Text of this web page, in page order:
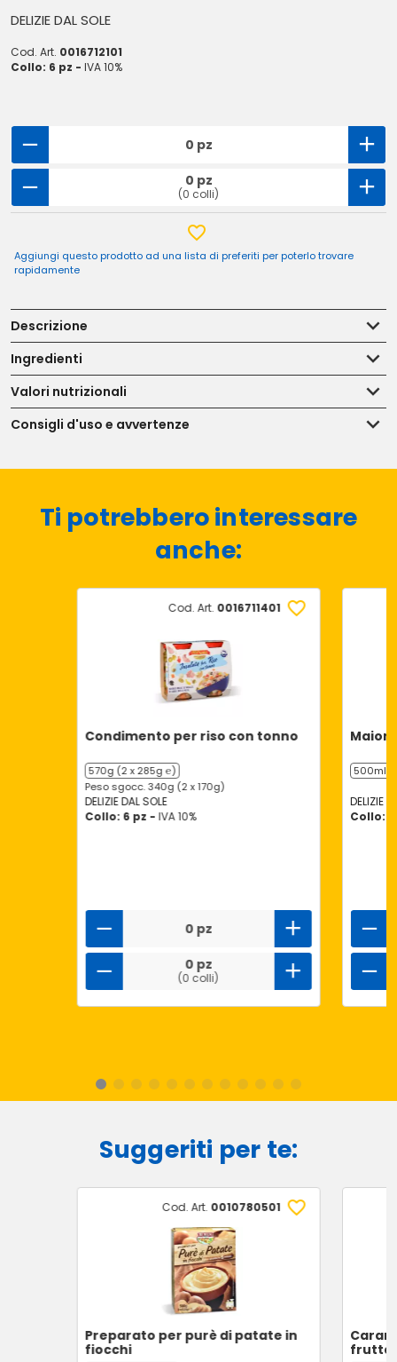
DELIZIE DAL SOLE
Cod. Art. 0016712101
Collo: 6 pz - IVA 10%
0 pz
0 pz
(0 colli)
Aggiungi questo prodotto ad una lista di preferiti per poterlo trovare
rapidamente
Descrizione
Ingredienti
Valori nutrizionali
Consigli d'uso e avvertenze
Ti potrebbero interessare
anche:
Cod. Art. 0016711401
Condimento per riso con tonno
570g (2 x 285g ℮)
Peso sgocc. 340g (2 x 170g)
DELIZIE DAL SOLE
Collo: 6 pz - IVA 10%
0 pz
0 pz
(0 colli)
500ml ℮
DELIZIE
Collo:
Suggeriti per te:
Cod. Art. 0010780501
Preparato per purè di patate in
fiocchi
frutta